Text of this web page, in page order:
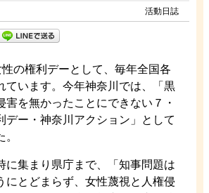
活動日誌
の権利デーとして、毎年全国各
ています。今年神奈川では、「黒
害を無かったことにできない７・
デー・神奈川アクション」として
に集まり県庁まで、「知事問題は
にとどまらず、女性蔑視と人権侵